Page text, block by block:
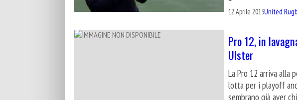
12 Aprile 2013United
Pro 12, in
Ulster
La Pro 12 arriva alla
lotta per i playoff
sembrano già aver